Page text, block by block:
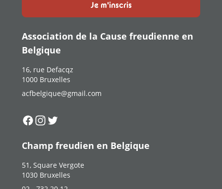
Je m'inscris
Association de la Cause freudienne en
Belgique
16, rue Defacqz
1000 Bruxelles
acfbelgique@gmail.com
Suivez-nous sur
Suivez-nous sur
Suivez-nous sur
Champ freudien en Belgique
51, Square Vergote
1030 Bruxelles